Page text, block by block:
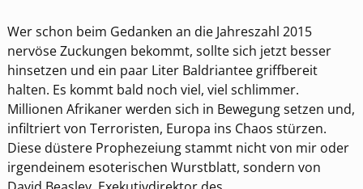
Wer schon beim Gedanken an die Jahreszahl 2015
nervöse Zuckungen bekommt, sollte sich jetzt besser
hinsetzen und ein paar Liter Baldriantee griffbereit
halten. Es kommt bald noch viel, viel schlimmer.
Millionen Afrikaner werden sich in Bewegung setzen und,
infiltriert von Terroristen, Europa ins Chaos stürzen.
Diese düstere Prophezeiung stammt nicht von mir oder
irgendeinem esoterischen Wurstblatt, sondern von